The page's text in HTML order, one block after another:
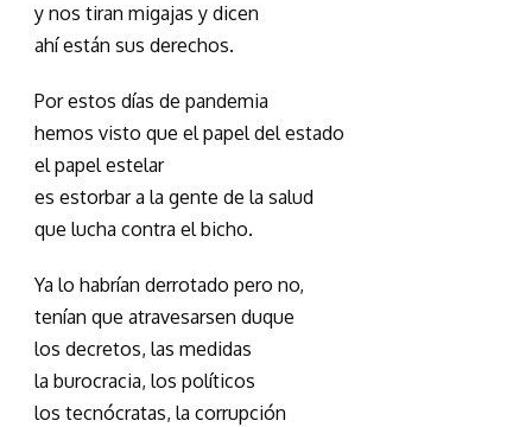
y nos tiran migajas y dicen
ahí están sus derechos.
Por estos días de pandemia
hemos visto que el papel del estado
el papel estelar
es estorbar a la gente de la salud
que lucha contra el bicho.
Ya lo habrían derrotado pero no,
tenían que atravesarsen duque
los decretos, las medidas
la burocracia, los políticos
los tecnócratas, la corrupción